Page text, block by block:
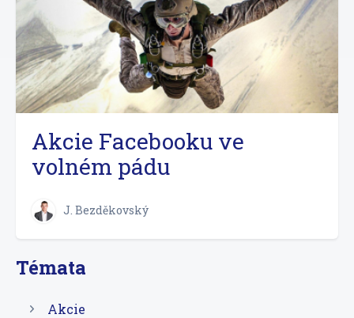
Akcie Facebooku ve
volném pádu
J. Bezděkovský
Témata
Akcie